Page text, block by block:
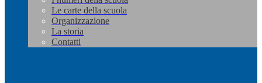
Le carte della scuola
Organizzazione
La storia
Contatti